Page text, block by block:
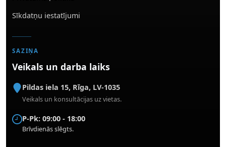
Sīkdatņu iestatījumi
SAZIŅA
Veikals un darba laiks
Pildas iela 15, Rīga, LV-1035
Veikals un konsultācijas uz vietas.
P-Pk: 09:00 - 18:00
Brīvdienās slēgts.